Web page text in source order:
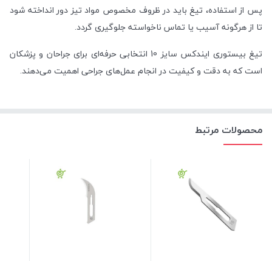
پس از استفاده، تیغ باید در ظروف مخصوص مواد تیز دور انداخته شود
تا از هرگونه آسیب یا تماس ناخواسته جلوگیری گردد.
تیغ بیستوری ایندکس سایز 10 انتخابی حرفه‌ای برای جراحان و پزشکان
است که به دقت و کیفیت در انجام عمل‌های جراحی اهمیت می‌دهند.
محصولات مرتبط